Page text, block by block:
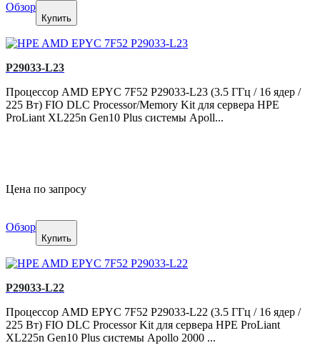
Обзор
Купить
P29033-L23
Процессор AMD EPYC 7F52 P29033-L23 (3.5 ГГц / 16 ядер /
225 Вт) FIO DLC Processor/Memory Kit для сервера HPE
ProLiant XL225n Gen10 Plus системы Apoll...
Цена по запросу
Обзор
Купить
P29033-L22
Процессор AMD EPYC 7F52 P29033-L22 (3.5 ГГц / 16 ядер /
225 Вт) FIO DLC Processor Kit для сервера HPE ProLiant
XL225n Gen10 Plus системы Apollo 2000 ...